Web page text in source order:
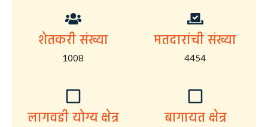
शेतकरी संख्या
1008
मतदारांची संख्या
4454
लागवडी योग्य क्षेत्र बागायत क्षेत्र